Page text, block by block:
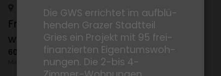
GRAZ-UMGE­BUNG, FELD­KIR­CHEN BEI GRAZ
Fried­rich-Ritter-Weg 10 bis 22 - Miet­
woh­nungen
60-81
Miet­woh­nungen
Die GWS errichtet im aufblü­
henden Grazer Stadt­teil
Gries ein Projekt mit 95 frei­
fi­nan­zierten Eigen­tums­woh­
nungen. Die 2-bis 4-